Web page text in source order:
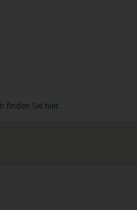
finden Sie hier.